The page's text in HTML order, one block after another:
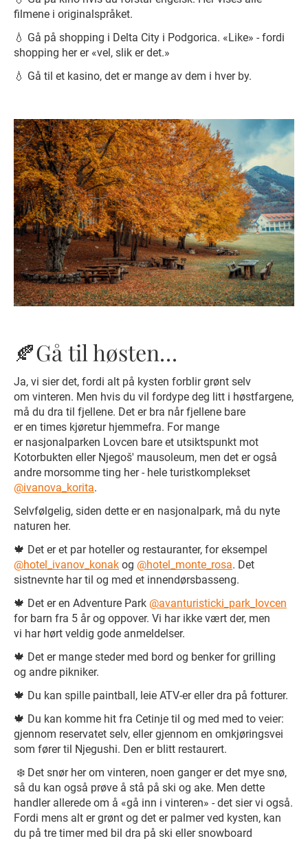
filmene i originalspråket.
💧 Gå på shopping i Delta City i Podgorica. «Like» - fordi
shopping her er «vel, slik er det.»
💧 Gå til et kasino, det er mange av dem i hver by.
🍂Gå til høsten…⠀
Ja, vi sier det, fordi alt på kysten forblir grønt selv
om vinteren. Men hvis du vil fordype deg litt i høstfargene,
må du dra til fjellene. Det er bra når fjellene bare
er en times kjøretur hjemmefra. For mange
er nasjonalparken Lovcen bare et utsiktspunkt mot
Kotorbukten eller Njegoš' mausoleum, men det er også
andre morsomme ting her - hele turistkomplekset
@ivanova_korita.
Selvfølgelig, siden dette er en nasjonalpark, må du nyte
naturen her.
🍁 Det er et par hoteller og restauranter, for eksempel
@hotel_ivanov_konak og @hotel_monte_rosa. Det
sistnevnte har til og med et innendørsbasseng.
🍁 Det er en Adventure Park @avanturisticki_park_lovcen
for barn fra 5 år og oppover. Vi har ikke vært der, men
vi har hørt veldig gode anmeldelser.
🍁 Det er mange steder med bord og benker for grilling
og andre pikniker.
🍁 Du kan spille paintball, leie ATV-er eller dra på fotturer.
🍁 Du kan komme hit fra Cetinje til og med med to veier:
gjennom reservatet selv, eller gjennom en omkjøringsvei
som fører til Njegushi. Den er blitt restaurert.
❄️ Det snør her om vinteren, noen ganger er det mye snø,
så du kan også prøve å stå på ski og ake. Men dette
handler allerede om å «gå inn i vinteren» - det sier vi også.
Fordi mens alt er grønt og det er palmer ved kysten, kan
du på tre timer med bil dra på ski eller snowboard